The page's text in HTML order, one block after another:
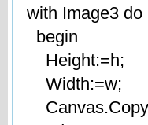
with Image3 do
begin
Height:=h;
Width:=w;